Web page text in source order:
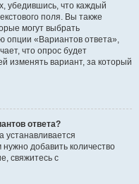
убедившись, что каждый
поля. Вы также
могут выбрать
опции «Вариантов ответа»,
что опрос будет
изменять вариант, за который
ответа?
устанавливается
добавить количество
свяжитесь с